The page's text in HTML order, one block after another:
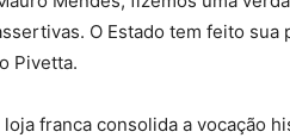
O Estado tem feito sua
Pivetta.
franca consolida a vocação